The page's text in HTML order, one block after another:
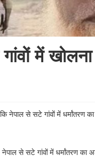
में खोलना
नेपाल से सटे गांवों में धर्मांतरण
नेपाल से सटे गांवों में धर्मांतरण का